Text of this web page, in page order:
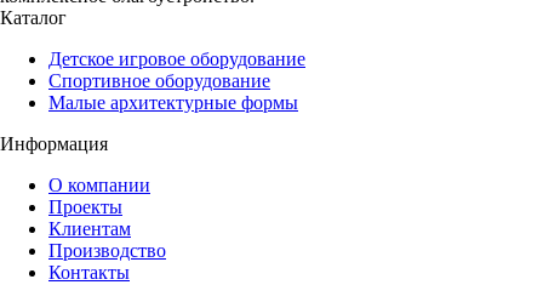
Каталог
Детское игровое оборудование
Спортивное оборудование
Малые архитектурные формы
Информация
О компании
Проекты
Клиентам
Производство
Контакты